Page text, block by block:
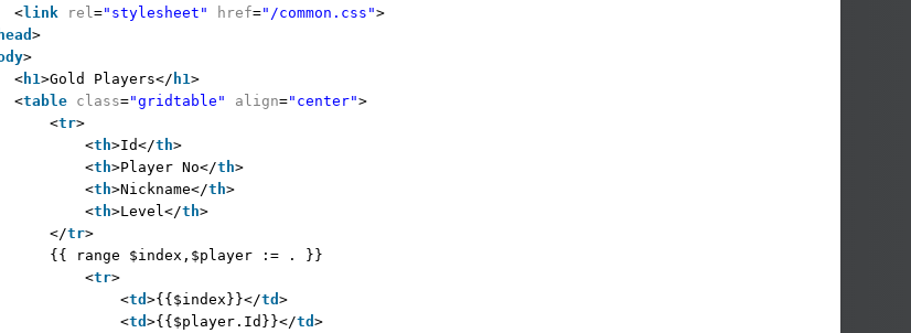
<link rel="stylesheet" href="/common.css">
head >
>
< h1>Gold Players</ h1>
<table class="gridtable" align="center">
<tr>
<th>Id</th>
<th>Player No</th>
<th>Nickname</th>
<th>Level</th>
</tr>
{{ range $index,$player := . }}
<tr>
<td >{{$index}}</td >
<td >{{$player.Id}}</td >